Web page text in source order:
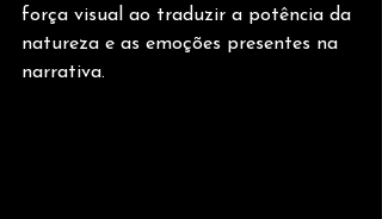
força visual ao traduzir a potência da
natureza e as emoções presentes na
narrativa.